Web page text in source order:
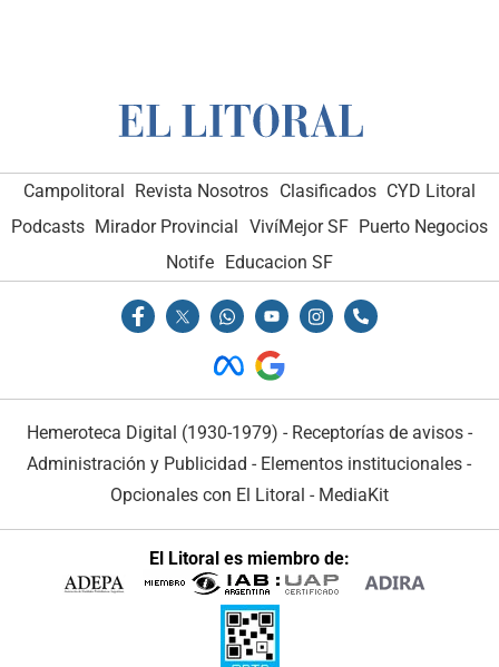
Campolitoral Revista Nosotros Clasificados CYD Litoral
Podcasts Mirador Provincial VivíMejor SF Puerto Negocios
Notife Educacion SF
Hemeroteca Digital (1930-1979) - Receptorías de avisos -
Administración y Publicidad - Elementos institucionales -
Opcionales con El Litoral - MediaKit
El Litoral es miembro de: